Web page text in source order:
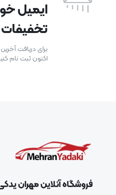
ایمیل
تخفیفات
برای دریافت
اکنون ثبت نام
فروشگاه آنلاین مهران